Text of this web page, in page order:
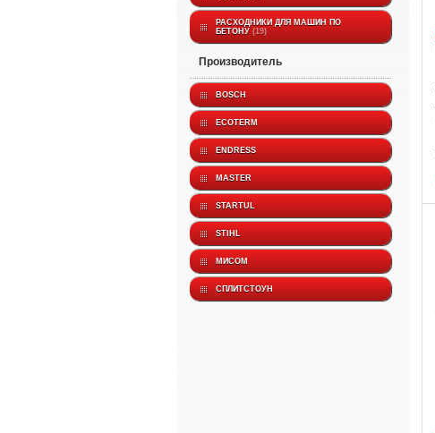
РАСХОДНИКИ ДЛЯ МАШИН ПО
БЕТОНУ 19
производитель
BOSCH
ECOTERM
ENDRESS
MASTER
STARTUL
STIHL
МИСОМ
СПЛИТСТОУН